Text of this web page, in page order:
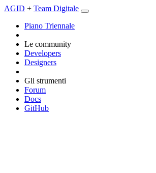
AGID + Team Digitale
Piano Triennale
Le community
Developers
Designers
Gli strumenti
Forum
Docs
GitHub